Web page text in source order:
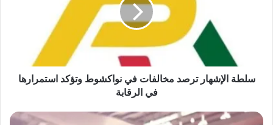
سلطة الإشهار ترصد مخالفات في نواكشوط وتؤكد استمرارها
في الرقابة